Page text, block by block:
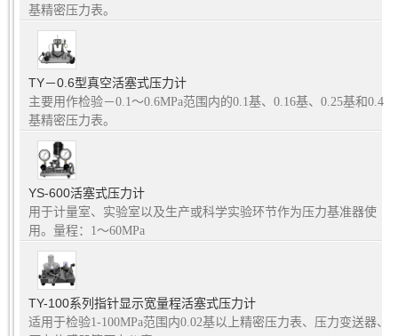
基精密压力表。
TY－0.6型真空活塞式压力计
主要用作检验－0.1～0.6MPa范围内的0.1基、0.16基、0.25基和0.4
基精密压力表。
YS-600活塞式压力计
用于计量室、实验室以及生产或科学实验环节作为压力基准器使
用。量程：1～60MPa
TY-100系列指针显示宽量程活塞式压力计
适用于检验1-100MPa范围内0.02基以上精密压力表、压力变送器、